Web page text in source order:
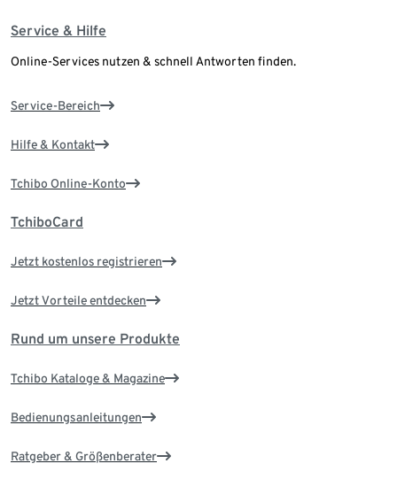
Service & Hilfe
Online-Services nutzen & schnell Antworten finden.
Service-Bereich
Hilfe & Kontakt
Tchibo Online-Konto
TchiboCard
Jetzt kostenlos registrieren
Jetzt Vorteile entdecken
Rund um unsere Produkte
Tchibo Kataloge & Magazine
Bedienungsanleitungen
Ratgeber & Größenberater